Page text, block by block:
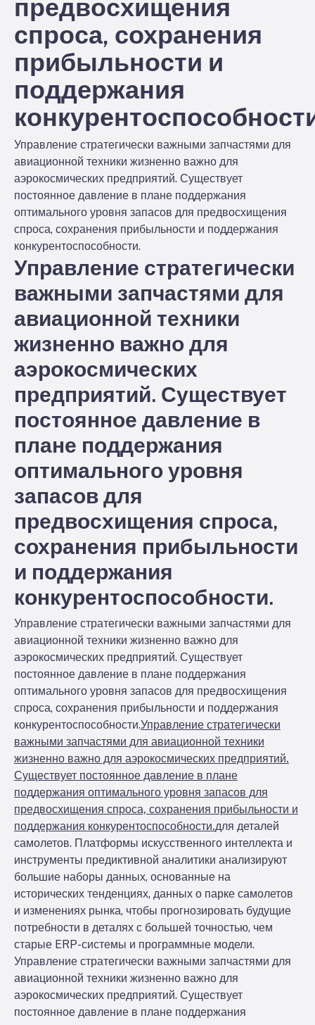
предвосхищения
спроса, сохранения
прибыльности и
поддержания
Управление стратегически важными запчастями для
авиационной техники жизненно важно для
аэрокосмических предприятий. Существует
постоянное давление в плане поддержания
оптимального уровня запасов для предвосхищения
спроса, сохранения прибыльности и поддержания
конкурентоспособности.
Управление стратегически
важными запчастями для
авиационной техники
жизненно важно для
аэрокосмических
предприятий. Существует
постоянное давление в
плане поддержания
оптимального уровня
запасов для
предвосхищения спроса,
сохранения прибыльности
и поддержания
конкурентоспособности.
Управление стратегически важными запчастями для
авиационной техники жизненно важно для
аэрокосмических предприятий. Существует
постоянное давление в плане поддержания
оптимального уровня запасов для предвосхищения
спроса, сохранения прибыльности и поддержания
конкурентоспособности.Управление стратегически
важными запчастями для авиационной техники
жизненно важно для аэрокосмических предприятий.
Существует постоянное давление в плане
поддержания оптимального уровня запасов для
предвосхищения спроса, сохранения прибыльности и
поддержания конкурентоспособности.для деталей
самолетов. Платформы искусственного интеллекта и
инструменты предиктивной аналитики анализируют
большие наборы данных, основанные на
исторических тенденциях, данных о парке самолетов
и изменениях рынка, чтобы прогнозировать будущие
потребности в деталях с большей точностью, чем
старые ERP-системы и программные модели.
Управление стратегически важными запчастями для
авиационной техники жизненно важно для
аэрокосмических предприятий. Существует
постоянное давление в плане поддержания